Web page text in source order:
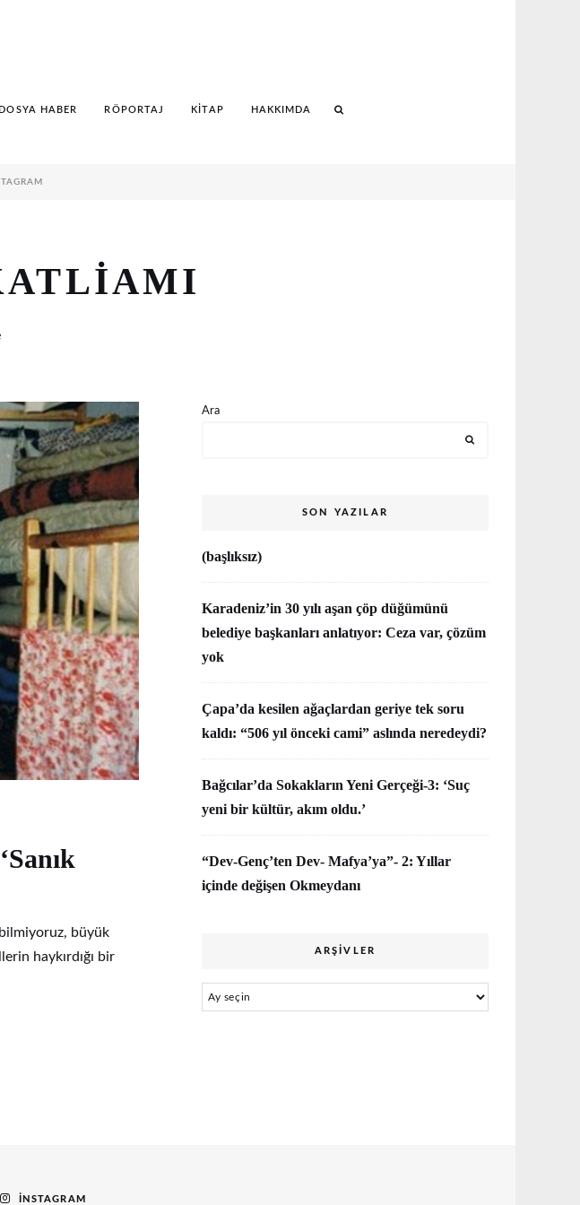
HABER RÖPORTAJ KITAP HAKKIMDA
bilmiyoruz, büyük
haykırdığı bir
Ara
SON YAZILAR
(başlıksız)
Karadeniz’in 30 yılı aşan çöp düğümünü
belediye başkanları anlatıyor: Ceza var, çözüm
yok
Çapa’da kesilen ağaçlardan geriye tek soru
kaldı: “506 yıl önceki cami” aslında neredeydi?
Bağcılar’da Sokakların Yeni Gerçeği-3: ‘Suç
yeni bir kültür, akım oldu.’
“Dev-Genç’ten Dev- Mafya’ya”- 2: Yıllar
içinde değişen Okmeydanı
ARŞIVLER
Arşivler
İNSTAGRAM